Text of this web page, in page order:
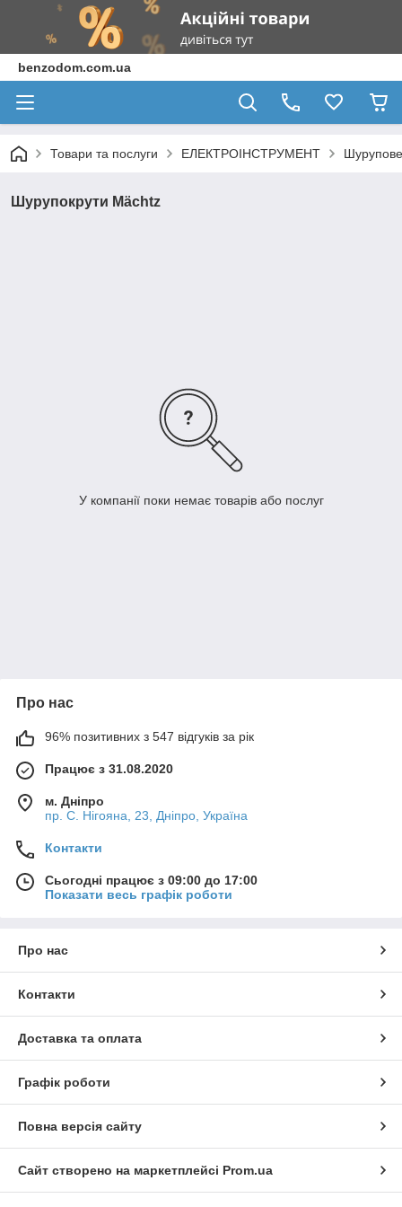
benzodom.com.ua
Товари та послуги ЕЛЕКТРОІНСТРУМЕНТ
Шурупокрути Mächtz
У компанії поки немає товарів або послуг
Про нас
96% позитивних з 547 відгуків за рік
Працює з 31.08.2020
м. Дніпро
пр. С. Нігояна, 23, Дніпро, Україна
Контакти
Сьогодні працює з 09:00 до 17:00
Показати весь графік роботи
Про нас
Контакти
Доставка та оплата
Графік роботи
Повна версія сайту
Сайт створено на маркетплейсі Prom.ua